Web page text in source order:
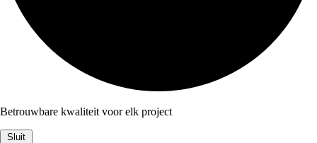
Betrouwbare kwaliteit voor elk project
Sluit